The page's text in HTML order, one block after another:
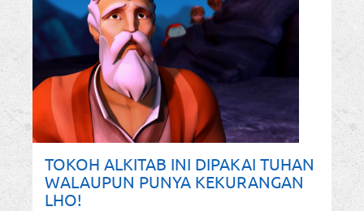
TOKOH ALKITAB INI DIPAKAI TUHAN
WALAUPUN PUNYA KEKURANGAN
LHO!